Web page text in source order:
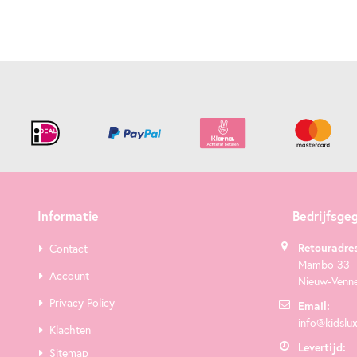
Informatie
Contact
Account
Privacy Policy
Klachten
Sitemap
Mambo 33
Nieuw-
Email:
Levertijd: